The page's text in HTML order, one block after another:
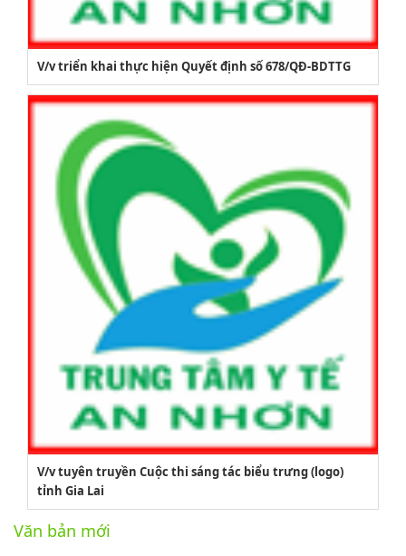
V/v triển khai thực hiện Quyết định số 678/QĐ-BDTTG
V/v tuyên truyền Cuộc thi sáng tác biểu trưng (logo)
tỉnh Gia Lai
Văn bản mới
2164/QĐUBND
Quyết định phê duyệt danh mục vị trí việc làm
PL1-2164/UBND